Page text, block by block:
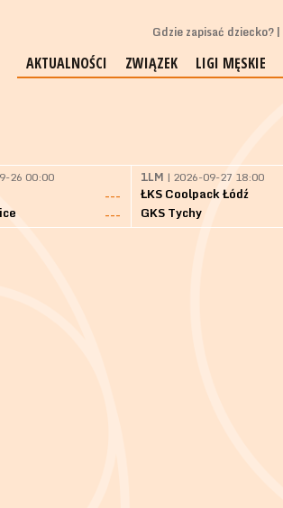
Gdzie zapisać dziecko?
AKTUALNOŚCI ZWIĄZEK LIGI MĘSKIE
26 00:00
---
---
1LM | 2026-09-27 18:00
ŁKS Coolpack Łódź
GKS Tychy